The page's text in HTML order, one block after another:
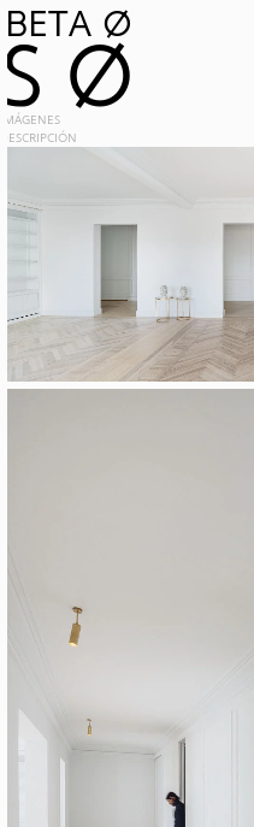
BETA 0
S 0
IMÁGENES
DESCRIPCIÓN